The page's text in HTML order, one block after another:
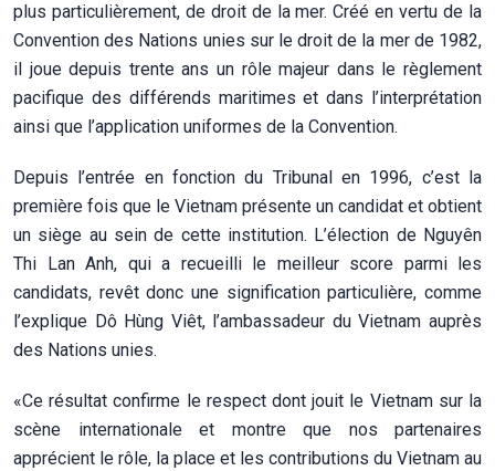
plus particulièrement, de droit de la mer. Créé en vertu de la
Convention des Nations unies sur le droit de la mer de 1982,
il joue depuis trente ans un rôle majeur dans le règlement
pacifique des différends maritimes et dans l’interprétation
ainsi que l’application uniformes de la Convention.
Depuis l’entrée en fonction du Tribunal en 1996, c’est la
première fois que le Vietnam présente un candidat et obtient
un siège au sein de cette institution. L’élection de Nguyên
Thi Lan Anh, qui a recueilli le meilleur score parmi les
candidats, revêt donc une signification particulière, comme
l’explique Dô Hùng Viêt, l’ambassadeur du Vietnam auprès
des Nations unies.
«Ce résultat confirme le respect dont jouit le Vietnam sur la
scène internationale et montre que nos partenaires
apprécient le rôle, la place et les contributions du Vietnam au